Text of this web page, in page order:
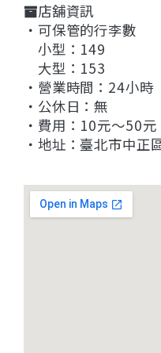
店舖資訊
・可保管的行李數
小型：149
大型：153
・營業時間：24小時
・公休日：無
・費用：10元〜50元
・地址：臺北市中正